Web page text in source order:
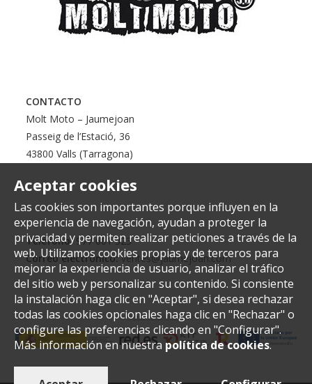
Aceptar cookies
Las cookies son importantes porque influyen en la
experiencia de navegación, ayudan a proteger la
privacidad y permiten realizar peticiones a través de la
web. Utilizamos cookies propias y de terceros para
mejorar la experiencia de usuario, analizar el tráfico
del sitio web y personalizar su contenido. Si consiente
la instalación haga clic en "Aceptar", si desea rechazar
todas las cookies opcionales haga clic en "Rechazar" o
configure las preferencias clicando en "Configurar".
Más información en nuestra política de cookies.
CONTACTO
Molt Moto – Jaumejoan
Passeig de l’Estació, 36
43800 Valls (Tarragona)
Teléfono:977 601 323
Correo electrónico: ventes@jaumejoan.com